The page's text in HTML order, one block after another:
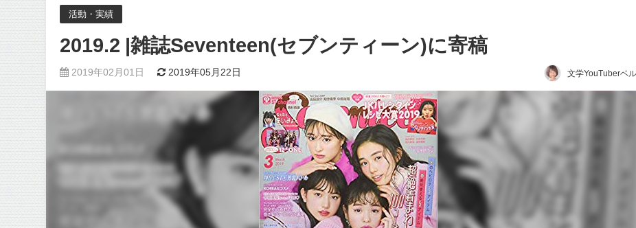
活動・実績
2019.2 |雑誌Seventeen(セブンティーン)に寄稿
2019年02月01日 2019年05月22日 文学YouTuberベル